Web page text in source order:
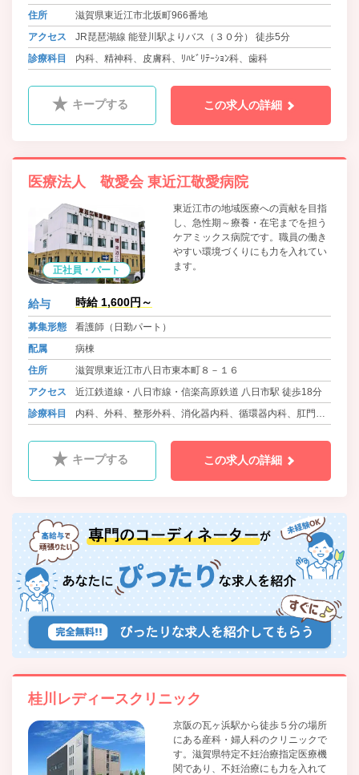
んの思いを尊重し、患者さんの思い
に寄り添う看護の提供に努めていま
す。
住所
滋賀県東近江市北坂町966番地
アクセス
JR琵琶湖線 能登川駅よりバス（３０分） 徒歩5分
診療科目
内科、精神科、皮膚科、ﾘﾊﾋﾞﾘﾃｰｼｮﾝ科、歯科
キープする この求人の詳細
医療法人 敬愛会 東近江敬愛病院
正社員・パート
東近江市の地域医療への貢献を目指
し、急性期～療養・在宅までを担う
ケアミックス病院です。職員の働き
やすい環境づくりにも力を入れてい
ます。
給与 時給 1,600円～
募集形態
看護師（日勤パート）
配属
病棟
住所
滋賀県東近江市八日市東本町８－１６
アクセス
近江鉄道線・八日市線・信楽高原鉄道 八日市駅 徒歩18分
診療科目
内科、外科、整形外科、消化器内科、循環器内科、肛門外
科、糖尿病代謝内科
キープする この求人の詳細
桂川レディースクリニック
京阪の瓦ヶ浜駅から徒歩５分の場所
にある産科・婦人科のクリニックで
す。滋賀県特定不妊治療指定医療機
関であり、不妊治療にも力を入れて